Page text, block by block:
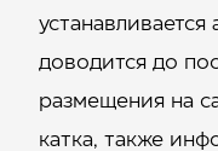
доводится до
размещения на
катка, также